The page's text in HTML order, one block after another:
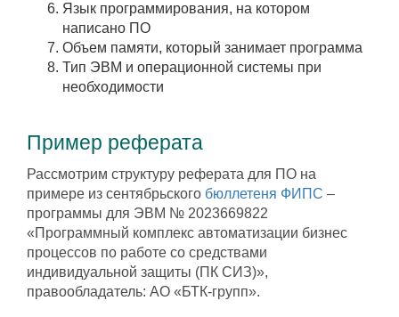
Язык программирования, на котором
написано ПО
Объем памяти, который занимает программа
Тип ЭВМ и операционной системы при
необходимости
Пример реферата
Рассмотрим структуру реферата для ПО на
примере из сентябрьского бюллетеня ФИПС –
программы для ЭВМ № 2023669822
«Программный комплекс автоматизации бизнес
процессов по работе со средствами
индивидуальной защиты (ПК СИЗ)»,
правообладатель: АО «БТК-групп».